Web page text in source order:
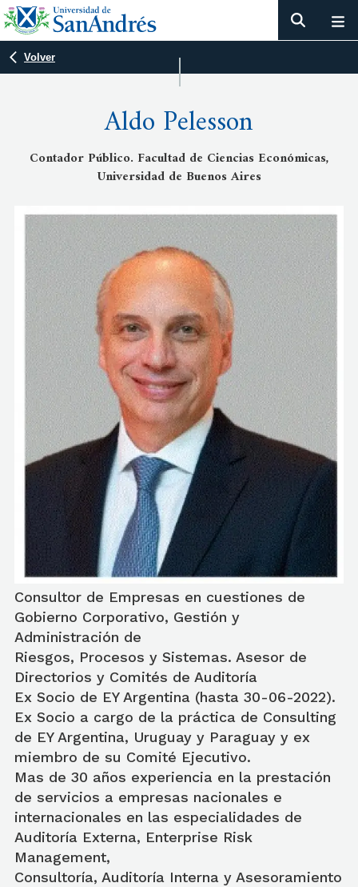
Volver
Aldo Pelesson
Contador Público. Facultad de Ciencias Económicas,
Universidad de Buenos Aires
Consultor de Empresas en cuestiones de
Gobierno Corporativo, Gestión y
Administración de
Riesgos, Procesos y Sistemas. Asesor de
Directorios y Comités de Auditoría
Ex Socio de EY Argentina (hasta 30-06-2022).
Ex Socio a cargo de la práctica de Consulting
de EY Argentina, Uruguay y Paraguay y ex
miembro de su Comité Ejecutivo.
Mas de 30 años experiencia en la prestación
de servicios a empresas nacionales e
internacionales en las especialidades de
Auditoría Externa, Enterprise Risk
Management,
Consultoría, Auditoría Interna y Asesoramiento